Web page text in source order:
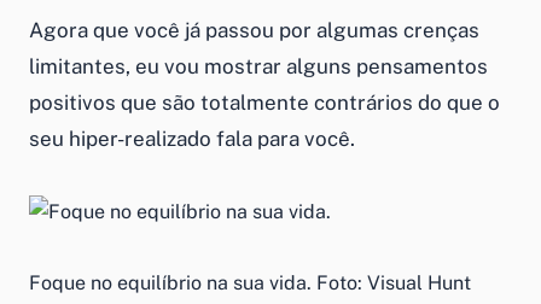
Agora que você já passou por algumas crenças
limitantes, eu vou mostrar alguns pensamentos
positivos que são totalmente contrários do que o
seu hiper-realizado fala para você.
Foque no equilíbrio na sua vida. Foto: Visual Hunt